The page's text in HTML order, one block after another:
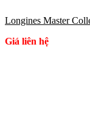
Longines Master
Giá liên hệ